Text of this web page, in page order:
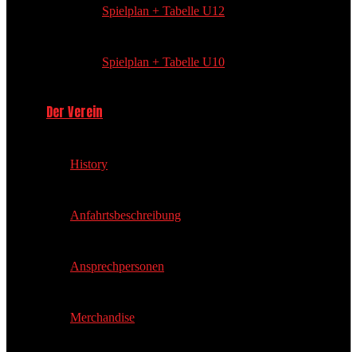
Spielplan + Tabelle U12
Spielplan + Tabelle U10
Der Verein
History
Anfahrtsbeschreibung
Ansprechpersonen
Merchandise